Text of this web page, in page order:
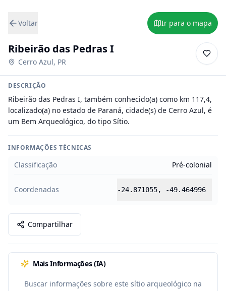
Voltar Ir para o mapa
Ribeirão das Pedras I
Cerro Azul, PR
DESCRIÇÃO
Ribeirão das Pedras I, também conhecido(a) como km 117,4,
localizado(a) no estado de Paraná, cidade(s) de Cerro Azul, é
um Bem Arqueológico, do tipo Sítio.
INFORMAÇÕES TÉCNICAS
Classificação Pré-colonial
Coordenadas -24.871055, -49.464996
Compartilhar
Mais Informações (IA)
Buscar informações sobre este sítio arqueológico na